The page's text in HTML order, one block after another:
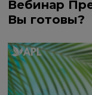
Вебинар
Вы готовы?